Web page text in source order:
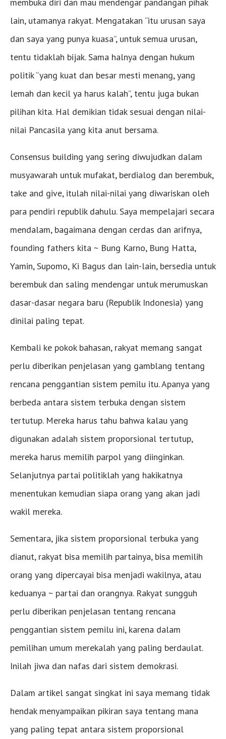
membuka diri dan mau mendengar pandangan pihak
lain, utamanya rakyat. Mengatakan “itu urusan saya
dan saya yang punya kuasa”, untuk semua urusan,
tentu tidaklah bijak. Sama halnya dengan hukum
politik “yang kuat dan besar mesti menang, yang
lemah dan kecil ya harus kalah”, tentu juga bukan
pilihan kita. Hal demikian tidak sesuai dengan nilai-
nilai Pancasila yang kita anut bersama.
Consensus building yang sering diwujudkan dalam
musyawarah untuk mufakat, berdialog dan berembuk,
take and give, itulah nilai-nilai yang diwariskan oleh
para pendiri republik dahulu. Saya mempelajari secara
mendalam, bagaimana dengan cerdas dan arifnya,
founding fathers kita ~ Bung Karno, Bung Hatta,
Yamin, Supomo, Ki Bagus dan lain-lain, bersedia untuk
berembuk dan saling mendengar untuk merumuskan
dasar-dasar negara baru (Republik Indonesia) yang
dinilai paling tepat.
Kembali ke pokok bahasan, rakyat memang sangat
perlu diberikan penjelasan yang gamblang tentang
rencana penggantian sistem pemilu itu. Apanya yang
berbeda antara sistem terbuka dengan sistem
tertutup. Mereka harus tahu bahwa kalau yang
digunakan adalah sistem proporsional tertutup,
mereka harus memilih parpol yang diinginkan.
Selanjutnya partai politiklah yang hakikatnya
menentukan kemudian siapa orang yang akan jadi
wakil mereka.
Sementara, jika sistem proporsional terbuka yang
dianut, rakyat bisa memilih partainya, bisa memilih
orang yang dipercayai bisa menjadi wakilnya, atau
keduanya ~ partai dan orangnya. Rakyat sungguh
perlu diberikan penjelasan tentang rencana
penggantian sistem pemilu ini, karena dalam
pemilihan umum merekalah yang paling berdaulat.
Inilah jiwa dan nafas dari sistem demokrasi.
Dalam artikel sangat singkat ini saya memang tidak
hendak menyampaikan pikiran saya tentang mana
yang paling tepat antara sistem proporsional